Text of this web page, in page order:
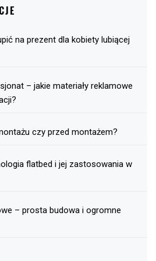
na prezent dla kobiety lubiącej
– jakie materiały reklamowe
czy przed montażem?
flatbed i jej zastosowania w
– prosta budowa i ogromne